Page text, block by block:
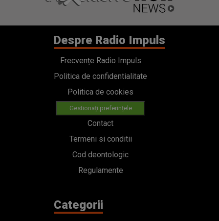
Despre Radio Impuls
Frecvențe Radio Impuls
Politica de confidentialitate
Politica de cookies
Gestionați preferințele
Contact
Termeni si conditii
Cod deontologic
Regulamente
Categorii